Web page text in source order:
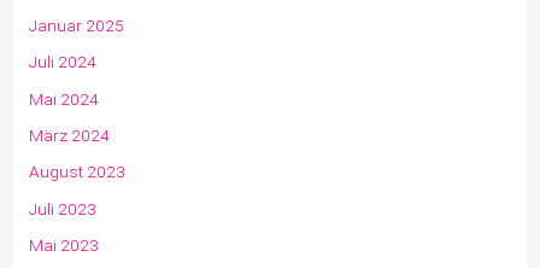
Januar 2025
Juli 2024
Mai 2024
März 2024
August 2023
Juli 2023
Mai 2023